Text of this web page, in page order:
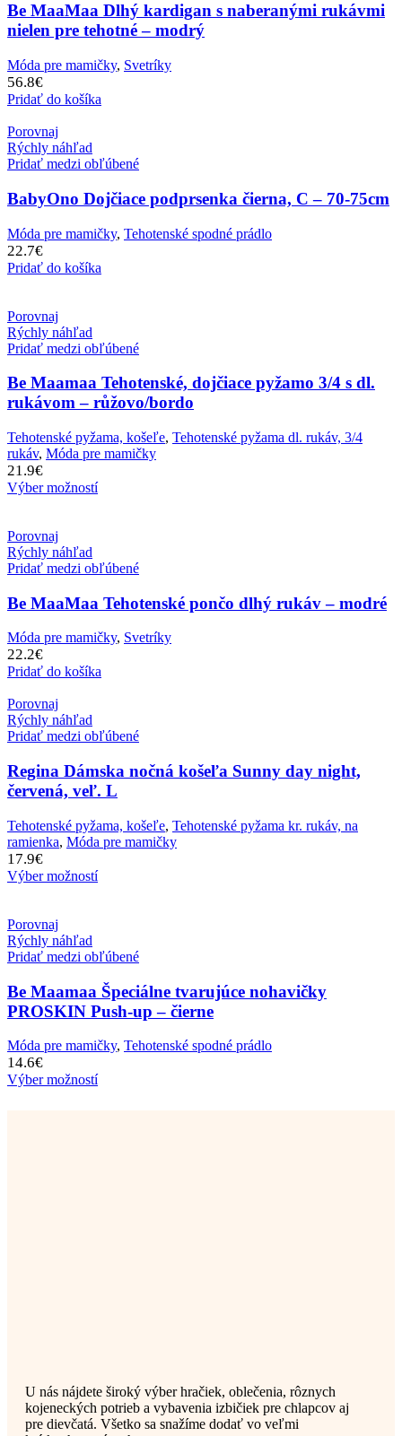
Be MaaMaa Dlhý kardigan s naberanými rukávmi
nielen pre tehotné – modrý
Móda pre mamičky, Svetríky
56.8€
Pridať do košíka
Porovnaj
Rýchly náhľad
Pridať medzi obľúbené
BabyOno Dojčiace podprsenka čierna, C – 70-75cm
Móda pre mamičky, Tehotenské spodné prádlo
22.7€
Pridať do košíka
Porovnaj
Rýchly náhľad
Pridať medzi obľúbené
Be Maamaa Tehotenské, dojčiace pyžamo 3/4 s dl.
rukávom – růžovo/bordo
Tehotenské pyžama, košeľe, Tehotenské pyžama dl. rukáv, 3/4
rukáv, Móda pre mamičky
21.9€
Výber možností
Porovnaj
Rýchly náhľad
Pridať medzi obľúbené
Be MaaMaa Tehotenské pončo dlhý rukáv – modré
Móda pre mamičky, Svetríky
22.2€
Pridať do košíka
Porovnaj
Rýchly náhľad
Pridať medzi obľúbené
Regina Dámska nočná košeľa Sunny day night,
červená, veľ. L
Tehotenské pyžama, košeľe, Tehotenské pyžama kr. rukáv, na
ramienka, Móda pre mamičky
17.9€
Výber možností
Porovnaj
Rýchly náhľad
Pridať medzi obľúbené
Be Maamaa Špeciálne tvarujúce nohavičky
PROSKIN Push-up – čierne
Móda pre mamičky, Tehotenské spodné prádlo
14.6€
Výber možností
U nás nájdete široký výber hračiek, oblečenia, rôznych
kojeneckých potrieb a vybavenia izbičiek pre chlapcov aj
pre dievčatá. Všetko sa snažíme dodať vo veľmi